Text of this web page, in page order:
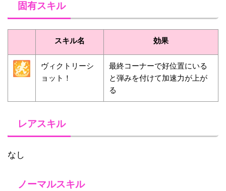
固有スキル
スキル名 効果
ヴィクトリーシ
ョット！
最終コーナーで好位置にいる
と弾みを付けて加速力が上が
る
レアスキル
なし
ノーマルスキル